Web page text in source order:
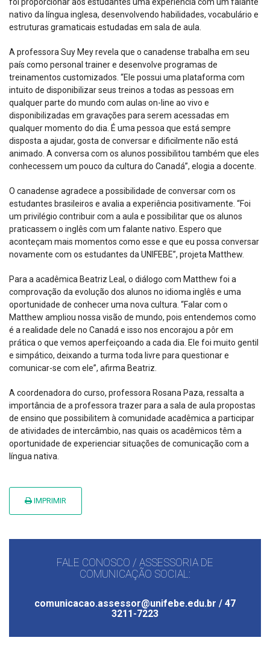
foi proporcionar aos estudantes uma experiência com um falante
nativo da língua inglesa, desenvolvendo habilidades, vocabulário e
estruturas gramaticais estudadas em sala de aula.
A professora Suy Mey revela que o canadense trabalha em seu
país como personal trainer e desenvolve programas de
treinamentos customizados. “Ele possui uma plataforma com
intuito de disponibilizar seus treinos a todas as pessoas em
qualquer parte do mundo com aulas on-line ao vivo e
disponibilizadas em gravações para serem acessadas em
qualquer momento do dia. É uma pessoa que está sempre
disposta a ajudar, gosta de conversar e dificilmente não está
animado. A conversa com os alunos possibilitou também que eles
conhecessem um pouco da cultura do Canadá”, elogia a docente.
O canadense agradece a possibilidade de conversar com os
estudantes brasileiros e avalia a experiência positivamente. “Foi
um privilégio contribuir com a aula e possibilitar que os alunos
praticassem o inglês com um falante nativo. Espero que
aconteçam mais momentos como esse e que eu possa conversar
novamente com os estudantes da UNIFEBE”, projeta Matthew.
Para a acadêmica Beatriz Leal, o diálogo com Matthew foi a
comprovação da evolução dos alunos no idioma inglês e uma
oportunidade de conhecer uma nova cultura. “Falar com o
Matthew ampliou nossa visão de mundo, pois entendemos como
é a realidade dele no Canadá e isso nos encorajou a pôr em
prática o que vemos aperfeiçoando a cada dia. Ele foi muito gentil
e simpático, deixando a turma toda livre para questionar e
comunicar-se com ele”, afirma Beatriz.
A coordenadora do curso, professora Rosana Paza, ressalta a
importância de a professora trazer para a sala de aula propostas
de ensino que possibilitem à comunidade acadêmica a participar
de atividades de intercâmbio, nas quais os acadêmicos têm a
oportunidade de experienciar situações de comunicação com a
língua nativa.
IMPRIMIR
FALE CONOSCO / ASSESSORIA DE
COMUNICAÇÃO SOCIAL:
comunicacao.assessor@unifebe.edu.br / 47
3211-7223